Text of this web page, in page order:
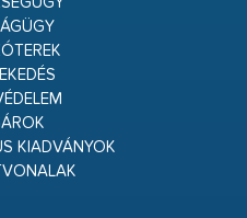
KIADVÁNYOK